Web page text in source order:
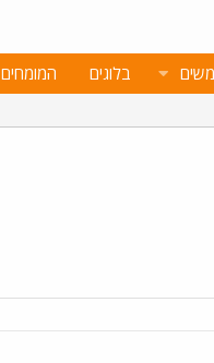
בלוגים המומחים